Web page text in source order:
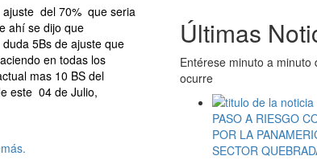
del 70% que seria
ahí se dijo que
5Bs de ajuste que
en todas los
mas 10 BS del
este 04 de Julio,
Últimas
Entérese minuto a minuto
ocurre
PASO A RIESGO
POR LA
SECTOR